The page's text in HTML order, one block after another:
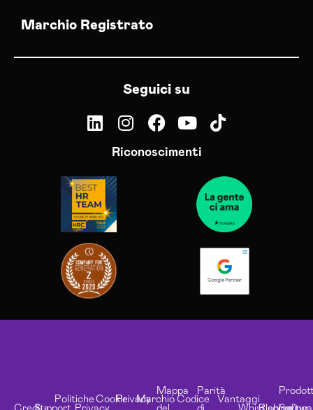
Marchio Registrato
Seguici su
Riconoscimenti
Politiche CookiePrivacyMarchio
Mappa
Codice
Parità
Vantaggi